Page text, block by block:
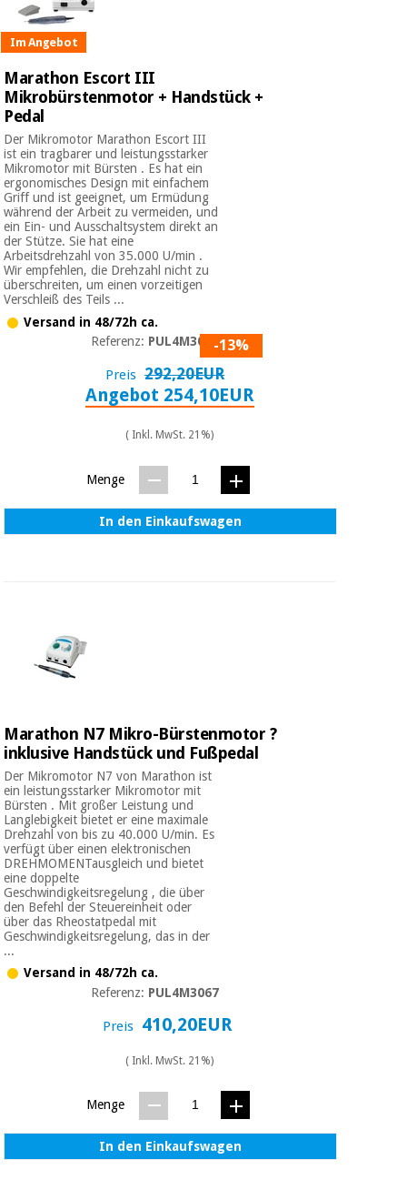
Im Angebot
Marathon Escort III
Mikrobürstenmotor + Handstück +
Pedal
Der Mikromotor Marathon Escort III
ist ein tragbarer und leistungsstarker
Mikromotor mit Bürsten . Es hat ein
ergonomisches Design mit einfachem
Griff und ist geeignet, um Ermüdung
während der Arbeit zu vermeiden, und
ein Ein- und Ausschaltsystem direkt an
der Stütze. Sie hat eine
Arbeitsdrehzahl von 35.000 U/min .
Wir empfehlen, die Drehzahl nicht zu
überschreiten, um einen vorzeitigen
Verschleiß des Teils ...
Versand in 48/72h ca.
Referenz: PUL4M3090-13%
Preis 292,20EUR
Angebot 254,10EUR
( Inkl. MwSt. 21%)
Menge
In den Einkaufswagen
Marathon N7 Mikro-Bürstenmotor ?
inklusive Handstück und Fußpedal
Der Mikromotor N7 von Marathon ist
ein leistungsstarker Mikromotor mit
Bürsten . Mit großer Leistung und
Langlebigkeit bietet er eine maximale
Drehzahl von bis zu 40.000 U/min. Es
verfügt über einen elektronischen
DREHMOMENTausgleich und bietet
eine doppelte
Geschwindigkeitsregelung , die über
den Befehl der Steuereinheit oder
über das Rheostatpedal mit
Geschwindigkeitsregelung, das in der
...
Versand in 48/72h ca.
Referenz: PUL4M3067
Preis 410,20EUR
( Inkl. MwSt. 21%)
Menge
In den Einkaufswagen